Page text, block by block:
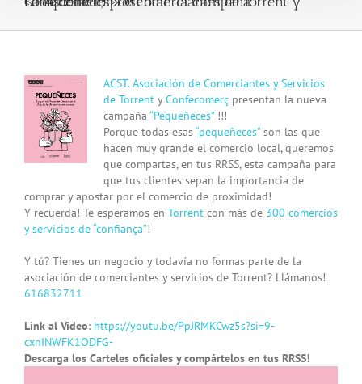
View
Larger
Image
ACST. Asociación de Comerciantes y Servicios
de Torrenty Confecomerçpresentan la nueva
campaña “Pequeñeces”!!!
Porque todas esas“pequeñeces”son las que
hacen muy grande el comercio local,queremos
que compartas, en tus RRSS, esta campaña para
que tus clientes sepan la importancia de
comprar y apostar por el comercio de proximidad!
Y recuerda! Te esperamos en Torrent con más de 300 comercios
y servicios de “confiança”!
Y tú? Tienes un negocio y todavía no formas parte de la
asociación de comerciantes y servicios de Torrent? Llámanos!
616832711
Link al Vídeo: https://youtu.be/PpJRMKCwz5s?si=9-
cxnINWFK1ODFG-
Descarga los Carteles oficiales y compártelos en tus RRSS!